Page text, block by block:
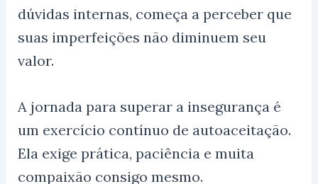
dúvidas internas, começa a perceber que
suas imperfeições não diminuem seu
valor.
A jornada para superar a insegurança é
um exercício contínuo de autoaceitação.
Ela exige prática, paciência e muita
compaixão consigo mesmo.